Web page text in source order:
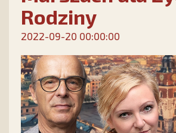
Rodziny
2022-09-20 00:00:00